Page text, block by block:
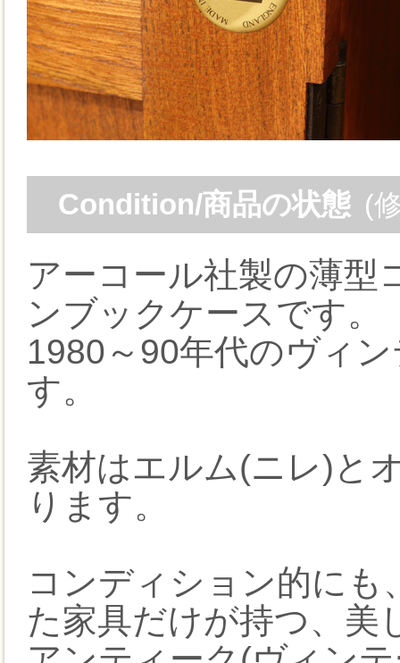
Condition/商品の状態 (
アーコール社製の薄型
ンブックケースです。
1980～90年代のヴィ
す。
素材はエルム(ニレ)と
ります。
コンディション的にも
た家具だけが持つ、美